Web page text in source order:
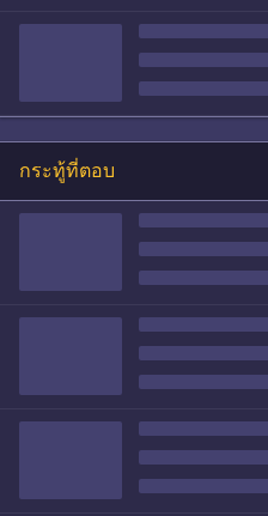
กระทู้ที่ตอบ